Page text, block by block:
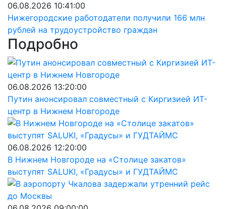
06.08.2026 10:41:00
Нижегородские работодатели получили 166 млн
рублей на трудоустройство граждан
Подробно
06.08.2026 13:20:00
Путин анонсировал совместный с Киргизией ИТ-
центр в Нижнем Новгороде
06.08.2026 12:20:00
В Нижнем Новгороде на «Столице закатов»
выступят SALUKI, «Градусы» и ГУДТАЙМС